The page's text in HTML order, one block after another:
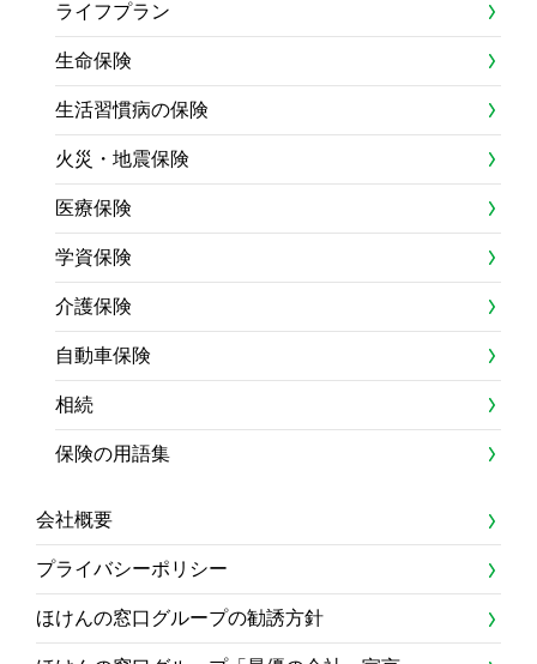
ライフプラン
生命保険
生活習慣病の保険
火災・地震保険
医療保険
学資保険
介護保険
自動車保険
相続
保険の用語集
会社概要
プライバシーポリシー
ほけんの窓口グループの勧誘方針